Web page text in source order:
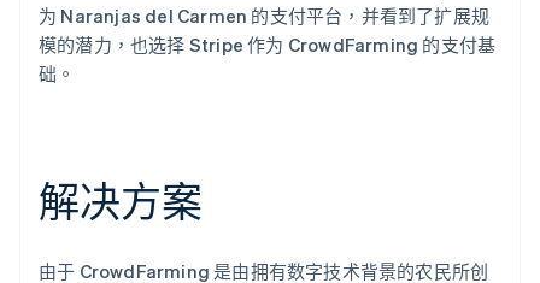
为 Naranjas del Carmen 的支付平台，并看到了扩展规
模的潜力，也选择 Stripe 作为 CrowdFarming 的支付基
础。
解决方案
由于 CrowdFarming 是由拥有数字技术背景的农民所创